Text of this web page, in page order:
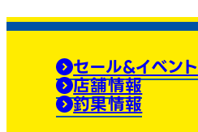
セール&イベント
店舗情報
釣果情報